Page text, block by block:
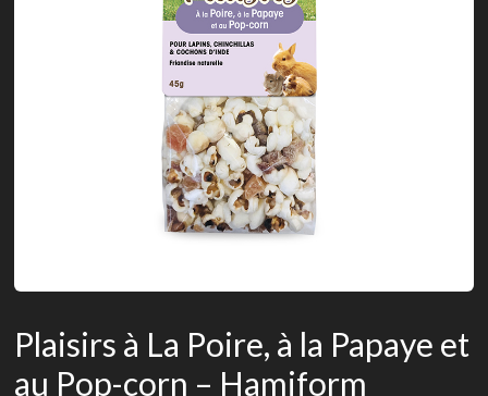
Plaisirs à La Poire, à la Papaye et
au Pop-corn – Hamiform